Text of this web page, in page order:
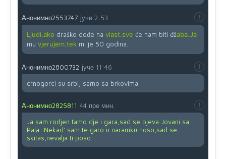
Анонимно2553747 јуче 2:53
Ljudi.ako draško dođe na vlast.sve će nam biti đžaba.Ja
mu vjerujem.tek mi je 50 godina.
Анонимно2800732 јуче 11:46
crnogorci su srbi, samo sa brkovima
Анонимно2825811 44 пре мин.
Ja sam rodjen tamo dje i gara,sad se pjeva Jovani sa
Pala...Nekad' sam te garo u naramku noso,sad se
skitas,nevalja ti poso.